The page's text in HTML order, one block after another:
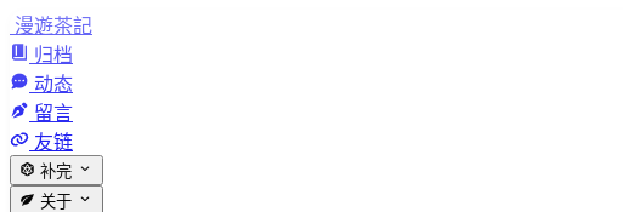
漫遊茶記
归档
动态
留言
友链
补完
关于